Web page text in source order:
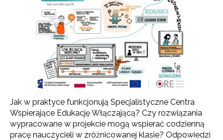
Jak w praktyce funkcjonują Specjalistyczne Centra
Wspierające Edukację Włączającą? Czy rozwiązania
wypracowane w projekcie mogą wspierać codzienną
pracę nauczycieli w zróżnicowanej klasie? Odpowiedzi